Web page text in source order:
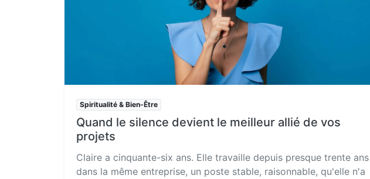
Spiritualité & Bien-Être
Quand le silence devient le meilleur allié de vos
projets
Claire a cinquante-six ans. Elle travaille depuis presque trente ans
dans la même entreprise, un poste stable, raisonnable, qu'elle n'a